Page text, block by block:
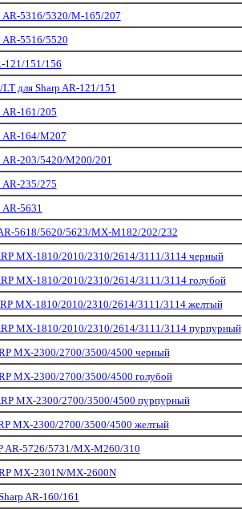
AR-5316/5320/M-165/207
AR-5516/5520
121/151/156
для Sharp AR-121/151
AR-161/205
AR-164/M207
203/5420/M200/201
AR-235/275
5631
5618/5620/5623/MX-M182/202/232
MX-1810/2010/2310/2614/3111/3114 черный
MX-1810/2010/2310/2614/3111/3114 голубой
MX-1810/2010/2310/2614/3111/3114 желтый
MX-1810/2010/2310/2614/3111/3114 пурпурный
MX-2300/2700/3500/4500 черный
MX-2300/2700/3500/4500 голубой
MX-2300/2700/3500/4500 пурпурный
MX-2300/2700/3500/4500 желтый
AR-5726/5731/MX-M260/310
MX-2301N/MX-2600N
AR-160/161